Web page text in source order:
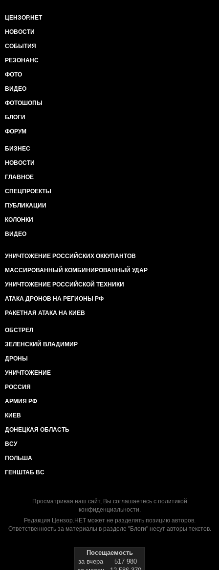
ЦЕНЗОР.НЕТ
НОВОСТИ
СОБЫТИЯ
РЕЗОНАНС
ФОТО
ВИДЕО
ФОТОШОПЫ
БЛОГИ
ФОРУМ
БИЗНЕС
НОВОСТИ
ГЛАВНОЕ
СПЕЦПРОЕКТЫ
ПУБЛИКАЦИИ
КОЛОНКИ
ВИДЕО
УНИЧТОЖЕНИЕ РОССИЙСКИХ ОККУПАНТОВ
МАССИРОВАННЫЙ КОМБИНИРОВАННЫЙ УДАР
УНИЧТОЖЕНИЕ РОССИЙСКОЙ ТЕХНИКИ
АТАКА ДРОНОВ НА РЕГИОНЫ РФ
РАКЕТНАЯ АТАКА НА КИЕВ
ОБСТРЕЛ
ЗЕЛЕНСКИЙ ВЛАДИМИР
ДРОНЫ
УНИЧТОЖЕНИЕ
РОССИЯ
АРМИЯ РФ
КИЕВ
ДОНЕЦКАЯ ОБЛАСТЬ
ВСУ
ПОЛЬША
ГЕНШТАБ ВС
Просматривая наш сайт, Вы соглашаетесь с политикой
конфиденциальности.
Редакция Цензор.НЕТ может не разделять позицию авторов.
Ответственность за материалы в разделе "Блоги" несут авторы текстов.
Посещаемость
за вчера
517 980